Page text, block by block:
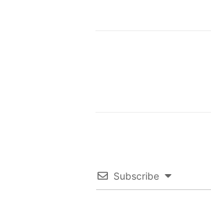
Subscribe